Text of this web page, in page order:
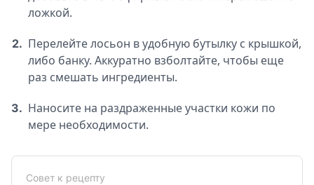
ложкой.
2. Перелейте лосьон в удобную бутылку с крышкой,
либо банку. Аккуратно взболтайте, чтобы еще
раз смешать ингредиенты.
3. Наносите на раздраженные участки кожи по
мере необходимости.
Совет к рецепту